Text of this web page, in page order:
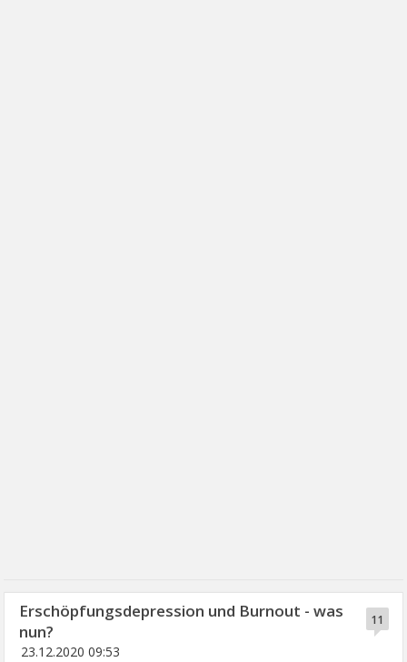
11
Erschöpfungsdepression und Burnout - was
nun?
23.12.2020 09:53